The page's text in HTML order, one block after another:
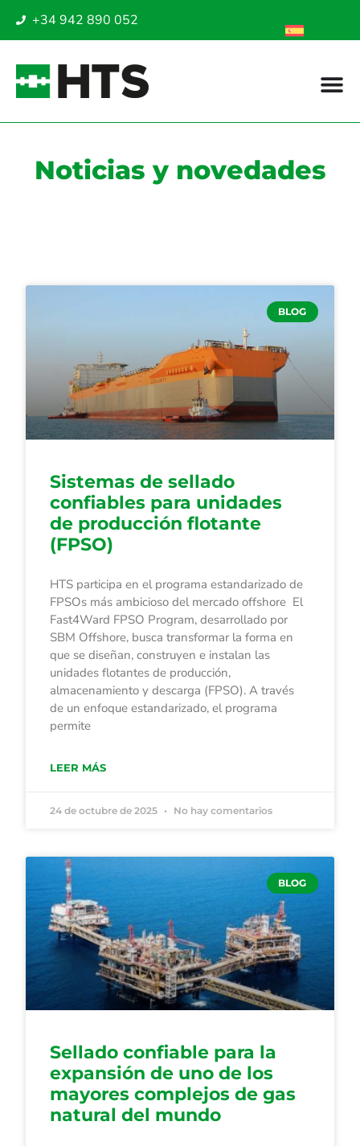
+34 942 890 052
Noticias y novedades
BLOG
Sistemas de sellado
confiables para unidades
de producción flotante
(FPSO)
HTS participa en el programa estandarizado de
FPSOs más ambicioso del mercado offshore El
Fast4Ward FPSO Program, desarrollado por
SBM Offshore, busca transformar la forma en
que se diseñan, construyen e instalan las
unidades flotantes de producción,
almacenamiento y descarga (FPSO). A través
de un enfoque estandarizado, el programa
permite
LEER MÁS
24 de octubre de 2025 No hay comentarios
BLOG
Sellado confiable para la
expansión de uno de los
mayores complejos de gas
natural del mundo